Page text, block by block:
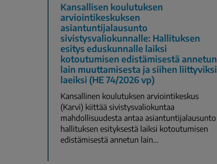
Kansallisen koulutuksen
arviointikeskuksen
asiantuntijalausunto
sivistysvaliokunnalle: Hallituksen
esitys eduskunnalle laiksi
kotoutumisen edistämisestä annetun
lain muuttamisesta ja siihen liittyviksi
laeiksi (HE 74/2026 vp)
Kansallinen koulutuksen arviointikeskus
(Karvi) kiittää sivistysvaliokuntaa
mahdollisuudesta antaa asiantuntijalausunto
hallituksen esityksestä laiksi kotoutumisen
edistämisestä annetun lain…